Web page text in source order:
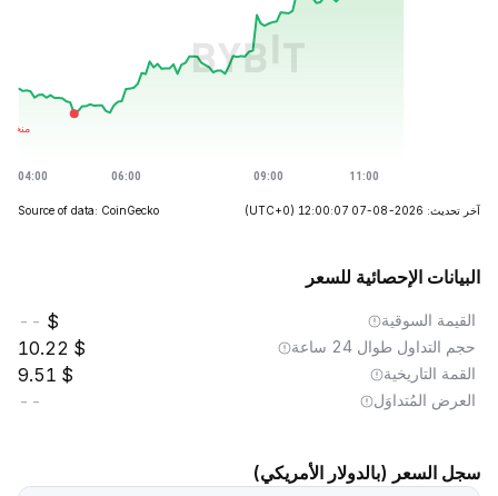
آخر تحديث: 2026-08-07 12:00:07 (UTC+0)
Source of data: CoinGecko
البيانات الإحصائية للسعر
القيمة السوقية --
حجم التداول طوال 24 ساعة 10.22
القمة التاريخية 9.51
العرض المُتداوَل --
سجل السعر (بالدولار الأمريكي)